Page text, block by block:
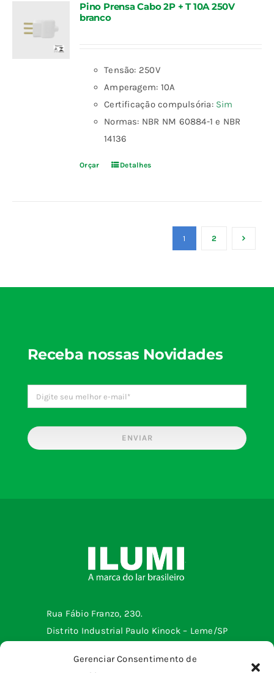
Gerenciar Consentimento de
Pino Prensa Cabo 2P + T 10A 250V
branco
Tensão: 250V
Amperagem: 10A
Certificação compulsória: Sim
Normas: NBR NM 60884-1 e NBR
14136
Orçar Detalhes
1 2
Receba nossas Novidades
ENVIAR
Rua Fábio Franzo, 230.
Distrito Industrial Paulo Kinock – Leme/SP